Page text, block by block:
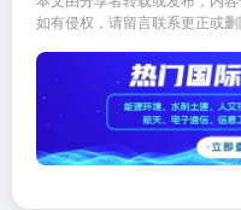
如有侵权，请留言联系更正或删